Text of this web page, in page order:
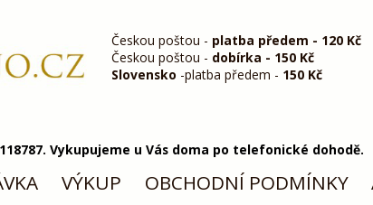
Českou poštou - platba předem - 120 Kč
Českou poštou - dobírka - 150 Kč
Slovensko -platba předem - 150 Kč
Vykupujeme u Vás doma po telefonické dohodě.
VÝKUP OBCHODNÍ PODMÍNKY